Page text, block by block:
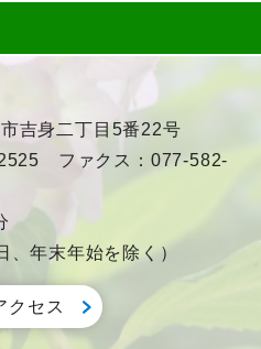
吉身二丁目5番22号
ファクス：077-582-
、年末年始を除く）
クセス